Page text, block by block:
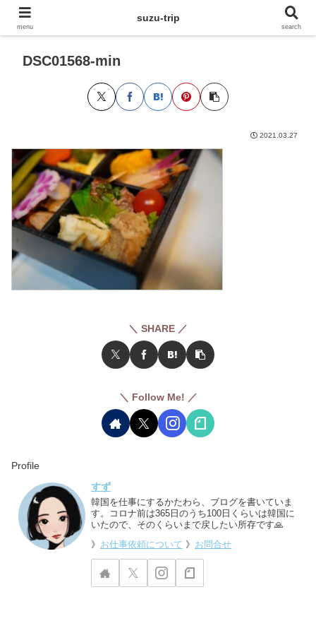
DSC01568-min
2021.03.27
＼ SHARE ／
＼ Follow Me! ／
Profile
すず
韓国を仕事にするかたわら、ブログを書いていま
す。コロナ前は365日のうち100日くらいは韓国に
いたので、そのくらいまで戻したい所存です🙏
》 お仕事依頼について 》 お問合せ
menu
suzu-trip
search